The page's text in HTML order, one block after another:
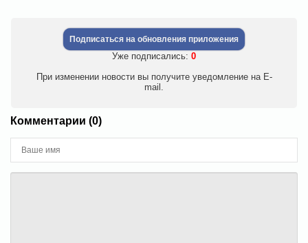
Подписаться на обновления приложения
Уже подписались: 0
При изменении новости вы получите уведомление на E-
mail.
Комментарии (0)